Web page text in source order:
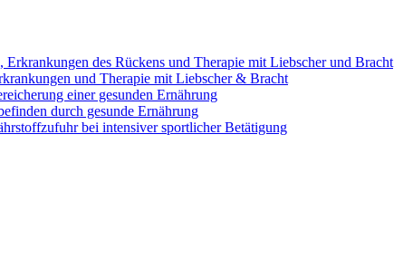
Erkrankungen des Rückens und Therapie mit Liebscher und Bracht
und Therapie mit Liebscher & Bracht
einer gesunden Ernährung
durch gesunde Ernährung
bei intensiver sportlicher Betätigung